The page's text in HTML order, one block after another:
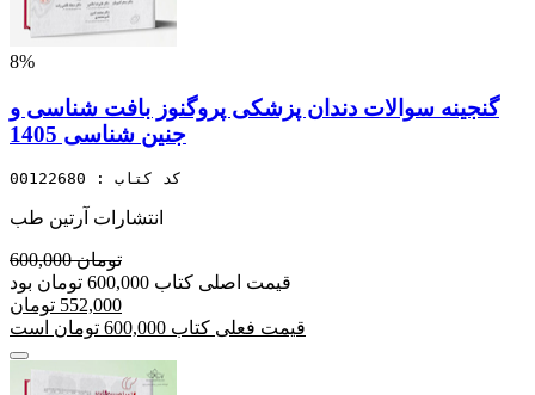
8%
گنجینه سوالات دندان پزشکی پروگنوز بافت شناسی و
جنین شناسی 1405
کد کتاب : 00122680
انتشارات آرتین طب
600,000 تومان
قیمت اصلی کتاب 600,000 تومان بود
552,000 تومان
قیمت فعلی کتاب 600,000 تومان است